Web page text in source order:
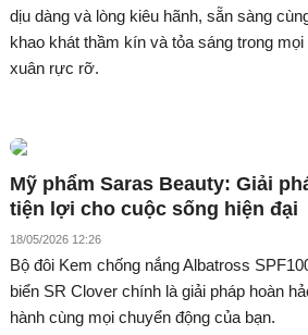
dịu dàng và lòng kiêu hãnh, sẵn sàng
khao khát thầm kín và tỏa sáng trong
xuân rực rỡ.
Mỹ phẩm Saras Beauty: Giải
tiện lợi cho cuộc sống hiện đại
18/05/2026 12:26
Bộ đôi Kem chống nắng Albatross
biển SR Clover chính là giải pháp hoàn
hành cùng mọi chuyển động của bạn.